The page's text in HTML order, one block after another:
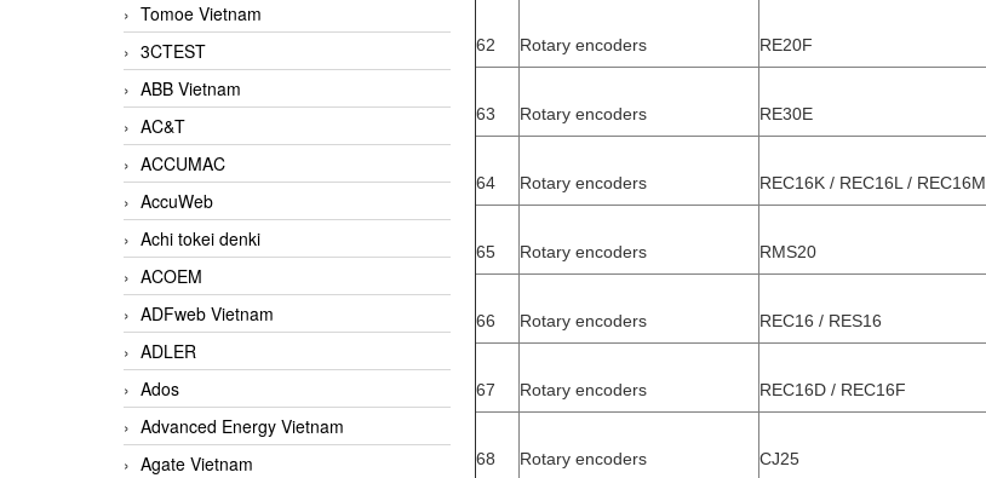
Tomoe Vietnam
3CTEST
ABB Vietnam
AC&T
ACCUMAC
AccuWeb
Achi tokei denki
ACOEM
ADFweb Vietnam
ADLER
Ados
Advanced Energy Vietnam
Agate Vietnam
62 Rotary encoders RE20F
63 Rotary encoders RE30E
64 Rotary encoders REC16K / REC16L / REC16M
65 Rotary encoders RMS20
66 Rotary encoders REC16 / RES16
67 Rotary encoders REC16D / REC16F
68 Rotary encoders CJ25